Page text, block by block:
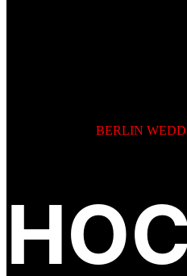
BERLIN